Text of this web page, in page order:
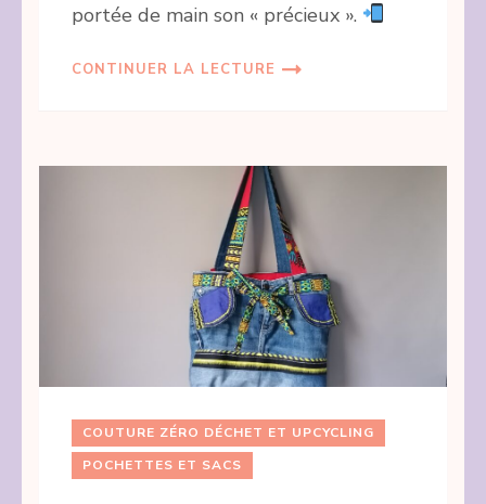
portée de main son « précieux ».
CONTINUER LA LECTURE
COUTURE ZÉRO DÉCHET ET UPCYCLING
POCHETTES ET SACS